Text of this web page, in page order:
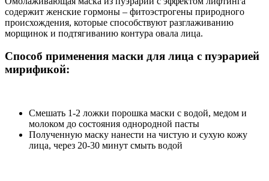
содержит женские гормоны – фитоэстрогены природного
происхождения, которые способствуют разглаживанию
морщинок и подтягиванию контура овала лица.
Способ применения маски для лица с пуэрарией
мирификой:
Смешать 1-2 ложки порошка маски с водой, медом и
молоком до состояния однородной пасты
Полученную маску нанести на чистую и сухую кожу
лица, через 20-30 минут смыть водой